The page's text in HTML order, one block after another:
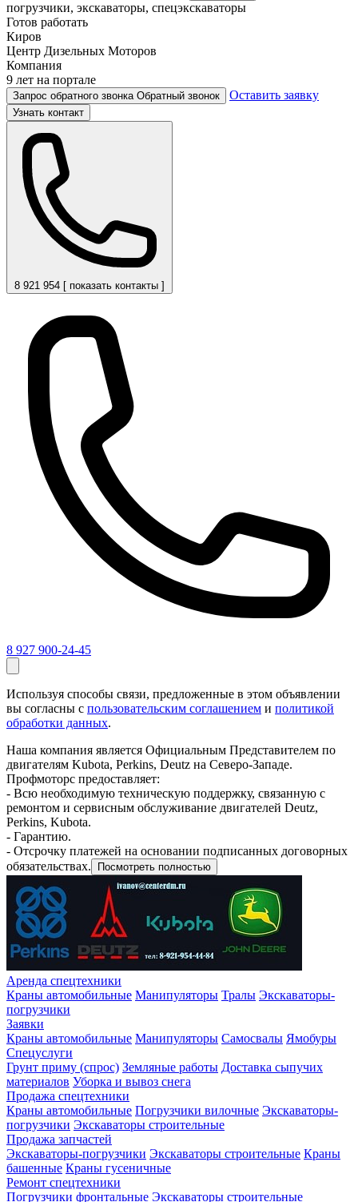
погрузчики, экскаваторы, спецэкскаваторы
Готов работать
Киров
Центр Дизельных Моторов
Компания
9 лет на портале
Запрос обратного звонка Обратный звонок Оставить заявку
Узнать контакт
8 921 954 [ показать контакты ]
8 927 900-24-45
Используя способы связи, предложенные в этом объявлении
вы согласны с пользовательским соглашением и политикой
обработки данных.
Наша компания является Официальным Представителем по
двигателям Kubota, Perkins, Deutz на Северо-Западе.
Профмоторс предоставляет:
- Всю необходимую техническую поддержку, связанную с
ремонтом и сервисным обслуживание двигателей Deutz,
Perkins, Kubota.
- Гарантию.
- Отсрочку платежей на основании подписанных договорных
обязательствах.
Посмотреть полностью
Аренда спецтехники
Краны автомобильные Манипуляторы Тралы Экскаваторы-
погрузчики
Заявки
Краны автомобильные Манипуляторы Самосвалы Ямобуры
Спецуслуги
Грунт приму (спрос) Земляные работы Доставка сыпучих
материалов Уборка и вывоз снега
Продажа спецтехники
Краны автомобильные Погрузчики вилочные Экскаваторы-
погрузчики Экскаваторы строительные
Продажа запчастей
Экскаваторы-погрузчики Экскаваторы строительные Краны
башенные Краны гусеничные
Ремонт спецтехники
Погрузчики фронтальные Экскаваторы строительные